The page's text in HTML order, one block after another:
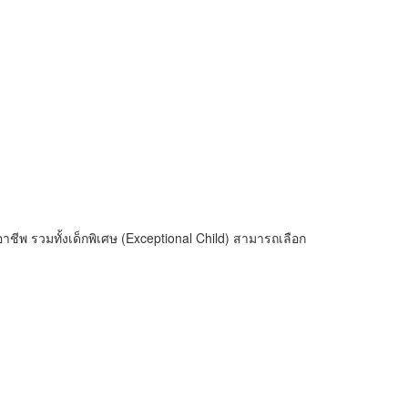
รวมทั้งเด็กพิเศษ (Exceptional Child) สามารถเลือก